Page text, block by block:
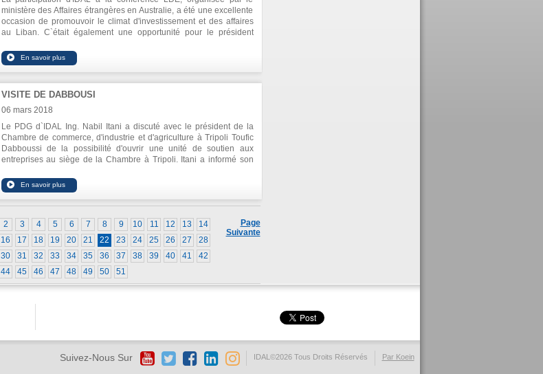
ministère des Affaires étrangères en Australie, a été une excellente
occasion de promouvoir le climat d'investissement et des affaires
au Liban. C`était également une opportunité pour le président
Melbourne, où l'on a discuté des affaires des expatriés, se
concentrant sur la façon d'impliquer les libanais à l'étranger dans le
nombre d'hommes d'affaires expatriés qui ont été informés des
services et des facilitations fournis par IDAL.
VISITE DE DABBOUSI
06 mars 2018
Le PDG d`IDAL Ing. Nabil Itani a discuté avec le président de la
Chambre de commerce, d'industrie et d'agriculture à Tripoli Toufic
Dabboussi de la possibilité d'ouvrir une unité de soutien aux
entreprises au siège de la Chambre à Tripoli. Itani a informé son
le soutien qu'elle fournit aux startups et aux entrepreneurs.
Page
Suivante
2 3 4 5 6 7 8 9 10 11 12 13
14
16 17 18 19 20 21 22 23 24 25 26 27
28
30 31 32 33 34 35 36 37 38 39 40 41
42
44 45 46 47 48 49 50 51
Par Koein
IDAL©2026 Tous Droits Réservés
Suivez-Nous Sur